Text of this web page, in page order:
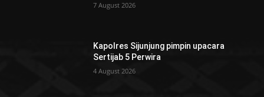
7 August 2026
Kapolres Sijunjung pimpin upacara
Sertijab 5 Perwira
4 August 2026